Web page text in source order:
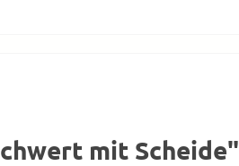
mit Scheide"